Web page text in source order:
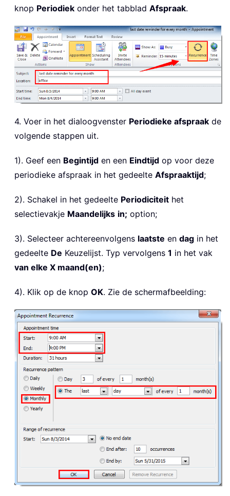
knop Periodiek onder het tabblad Afspraak.
4. Voer in het dialoogvenster Periodieke afspraak de
volgende stappen uit.
1). Geef een Begintijd en een Eindtijd op voor deze
periodieke afspraak in het gedeelte Afspraaktijd;
2). Schakel in het gedeelte Periodiciteit het
selectievakje Maandelijks in; option;
3). Selecteer achtereenvolgens laatste en dag in het
gedeelte De Keuzelijst. Typ vervolgens 1 in het vak
van elke X maand(en);
4). Klik op de knop OK. Zie de schermafbeelding: